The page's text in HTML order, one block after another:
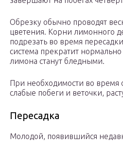
Обрезку обычно проводят
цветения. Корни лимонного
подрезать во время
система прекратит нормально
лимона станут бледными.
При необходимости во время
слабые побеги и веточки,
Пересадка
Молодой, появившийся